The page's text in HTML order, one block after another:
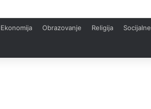
Ekonomija Obrazovanje Religija